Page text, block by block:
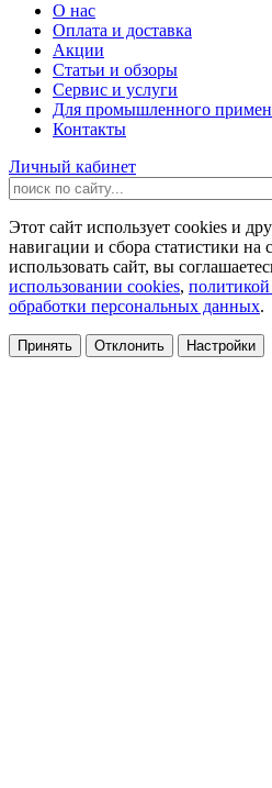
О нас
Оплата и доставка
Акции
Статьи и обзоры
Сервис и услуги
Для промышленного
Контакты
Личный кабинет
Этот сайт использует cookies и
навигации и сбора статистики на
использовать сайт, вы
использовании cookies,
обработки персональных данных.
Принять Отклонить Настройки